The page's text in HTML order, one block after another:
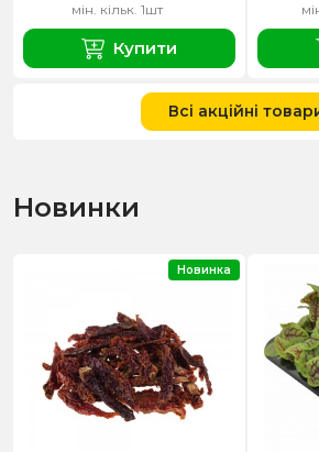
мін. кільк. 1шт
Купити
Всі акційні
Новинки
Новинка